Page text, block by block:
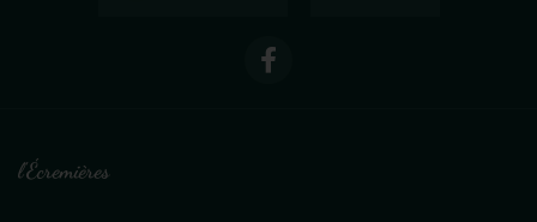
l'Écremières